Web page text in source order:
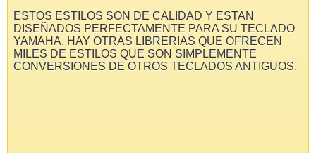
ESTOS ESTILOS SON DE CALIDAD Y ESTAN
DISEÑADOS PERFECTAMENTE PARA SU TECLADO
YAMAHA, HAY OTRAS LIBRERIAS QUE OFRECEN
MILES DE ESTILOS QUE SON SIMPLEMENTE
CONVERSIONES DE OTROS TECLADOS ANTIGUOS.